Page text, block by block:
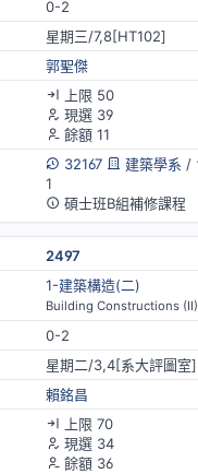
0-2
星期三/7,8[HT102]
郭聖傑
上限 50
現選 39
餘額 11
32167
建築學系 /
1
碩士班B組補修課程
2497
1-建築構造(二)
Building Constructions (II)
0-2
星期二/3,4[系大評圖室]
賴銘昌
上限 70
現選 34
餘額 36